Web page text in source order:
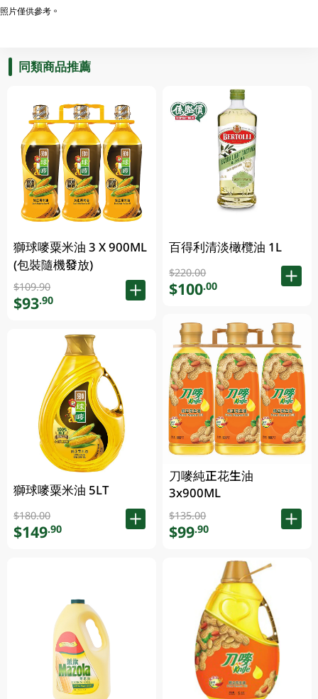
照片僅供參考。
同類商品推薦
獅球嘜粟米油 3 X 900ML
(包裝隨機發放)
$109.90
$93.90
獅球嘜粟米油 5LT
$180.00
$149.90
百得利清淡橄欖油 1L
$220.00
$100.00
刀嘜純正花生油
3x900ML
$135.00
$99.90